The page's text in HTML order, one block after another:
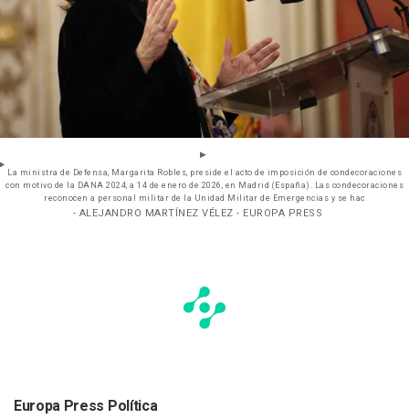
La ministra de Defensa, Margarita Robles, preside el acto de imposición de condecoraciones
con motivo de la DANA 2024, a 14 de enero de 2026, en Madrid (España). Las condecoraciones
reconocen a personal militar de la Unidad Militar de Emergencias y se hac
- ALEJANDRO MARTÍNEZ VÉLEZ - EUROPA PRESS
Europa Press Política